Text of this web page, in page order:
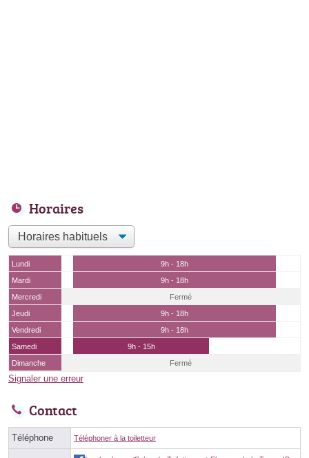
Horaires
Lundi
9h - 18h
Mardi
9h - 18h
Mercredi
Fermé
Jeudi
9h - 18h
Vendredi
9h - 18h
Samedi
9h - 15h
Dimanche
Fermé
Signaler une erreur
Contact
Téléphone Téléphoner à la toiletteur